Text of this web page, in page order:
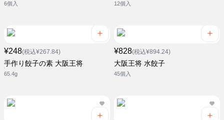
6個入 12個入
¥248(税込¥267.84)
手作り餃子の素 大阪王将
65.4g
¥828(税込¥894.24)
大阪王将 水餃子
45個入